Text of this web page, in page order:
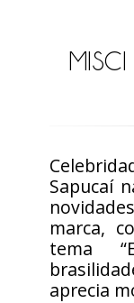
Sapucaí
marca,
tema
aprecia